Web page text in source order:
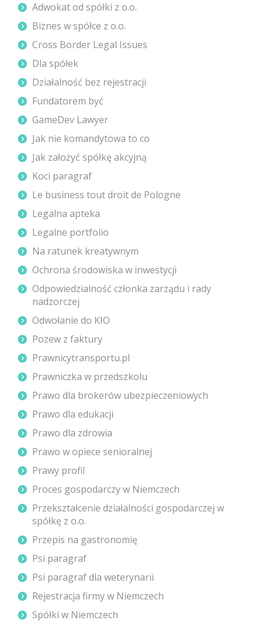
Adwokat od spółki z o.o.
Biznes w spółce z o.o.
Cross Border Legal Issues
Dla spółek
Działalność bez rejestracji
Fundatorem być
GameDev Lawyer
Jak nie komandytowa to co
Jak założyć spółkę akcyjną
Koci paragraf
Le business tout droit de Pologne
Legalna apteka
Legalne portfolio
Na ratunek kreatywnym
Ochrona środowiska w inwestycji
Odpowiedzialność członka zarządu i rady
nadzorczej
Odwołanie do KIO
Pozew z faktury
Prawnicytransportu.pl
Prawniczka w przedszkolu
Prawo dla brokerów ubezpieczeniowych
Prawo dla edukacji
Prawo dla zdrowia
Prawo w opiece senioralnej
Prawy profil
Proces gospodarczy w Niemczech
Przekształcenie działalności gospodarczej w
spółkę z o.o.
Przepis na gastronomię
Psi paragraf
Psi paragraf dla weterynarii
Rejestracja firmy w Niemczech
Spółki w Niemczech